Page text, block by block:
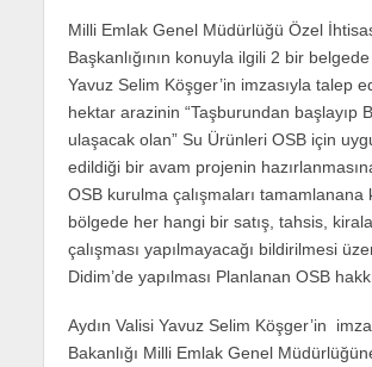
Milli Emlak Genel Müdürlüğü Özel
Başkanlığının konuyla ilgili 2 bir
Yavuz Selim Köşger’in imzasıyla talep
hektar arazinin “Taşburundan başlayıp
ulaşacak olan” Su Ürünleri OSB için
edildiği bir avam projenin
OSB kurulma çalışmaları tamamlanana
bölgede her hangi bir satış, tahsis,
çalışması yapılmayacağı bildirilmesi
Didim’de yapılması Planlanan OSB
Aydın Valisi Yavuz Selim Köşger’in
Bakanlığı Milli Emlak Genel